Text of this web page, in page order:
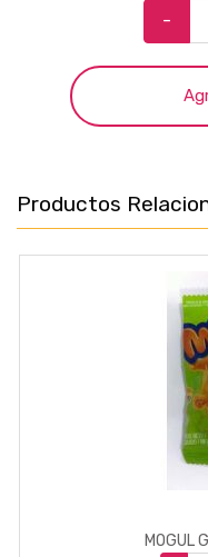
-
Productos
MOGUL